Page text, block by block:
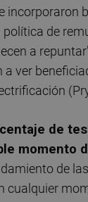
de
a
ver
de
momento
de